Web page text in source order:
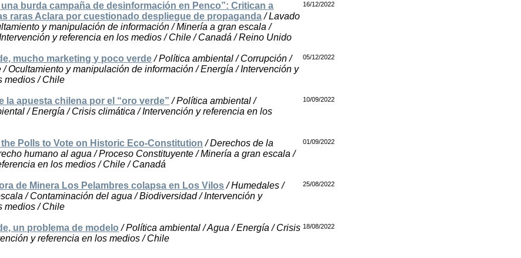
burda campaña de desinformación en Penco”: Critican a
raras Aclara por cuestionado despliegue de propaganda/ Lavado
y manipulación de información / Minería a gran escala /
y referencia en los medios / Chile / Canadá / Reino Unido
16/12/2022
mucho marketing y poco verde/ Política ambiental / Corrupción /
/ Ocultamiento y manipulación de información / Energía / Intervención y
medios / Chile
05/12/2022
la apuesta chilena por el “oro verde” / Política ambiental /
/ Energía / Crisis climática / Intervención y referencia en los
10/09/2022
Polls to Vote on Historic Eco-Constitution / Derechos de la
humano al agua / Proceso Constituyente / Minería a gran escala /
en los medios / Chile / Canadá
01/09/2022
de Minera Los Pelambres colapsa en Los Vilos/ Humedales /
/ Contaminación del agua / Biodiversidad / Intervención y
medios / Chile
25/08/2022
un problema de modelo / Política ambiental / Agua / Energía / Crisis
y referencia en los medios / Chile
18/08/2022